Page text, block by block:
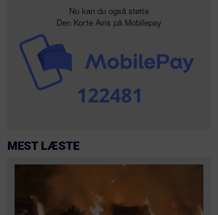
Nu kan du også støtte
Den Korte Avis på Mobilepay
MEST LÆSTE